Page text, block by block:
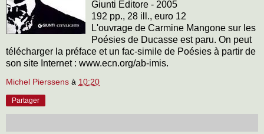
Giunti Editore - 2005
192 pp., 28 ill., euro 12
L'ouvrage de Carmine Mangone sur les
Poésies de Ducasse est paru. On peut
télécharger la préface et un fac-simile de Poésies à partir de
son site Internet : www.ecn.org/ab-imis.
Michel Pierssens à 10:20
Partager